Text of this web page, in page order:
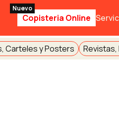
Copisteria Online
Carteles y Posters